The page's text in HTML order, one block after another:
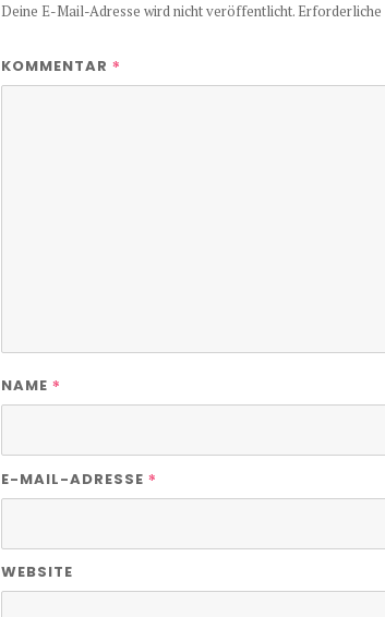
Deine E-Mail-Adresse wird nicht veröffentlicht. Erforderliche
KOMMENTAR *
NAME *
E-MAIL-ADRESSE *
WEBSITE